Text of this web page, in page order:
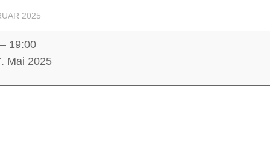
2025
– 19:00
Mai 2025